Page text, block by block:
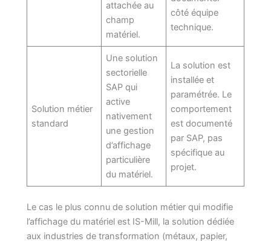
attachée au
champ
matériel.
côté équipe
technique.
Solution métier
standard
Une solution
sectorielle
SAP qui
active
nativement
une gestion
d’affichage
particulière
du matériel.
La solution est
installée et
paramétrée. Le
comportement
est documenté
par SAP, pas
spécifique au
projet.
Le cas le plus connu de solution métier qui modifie
l’affichage du matériel est IS-Mill, la solution dédiée
aux industries de transformation (métaux, papier,